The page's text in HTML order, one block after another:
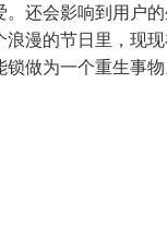
还会影响到用户
漫的节日里，
做为一个重生事物